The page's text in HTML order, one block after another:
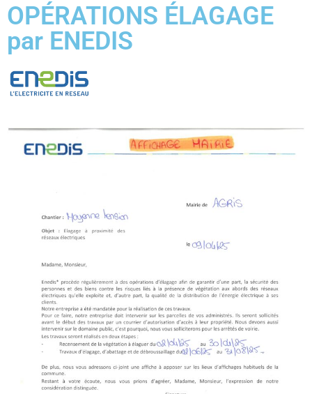
OPÉRATIONS ÉLAGAGE
par ENEDIS